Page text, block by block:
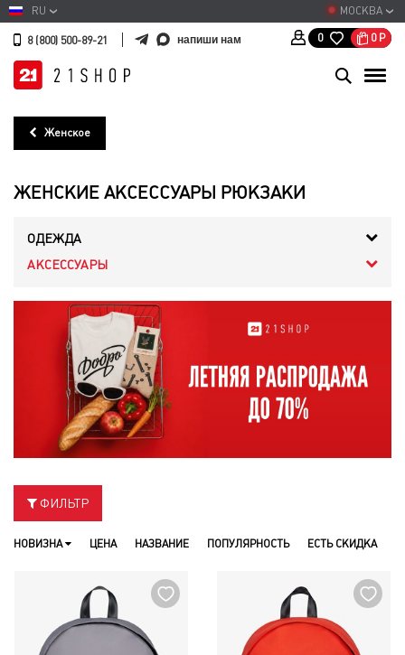
МОСКВА
RU
8 (800) 500-89-21 напиши нам 0 0 Р
Женское
ЖЕНСКИЕ АКСЕССУАРЫ РЮКЗАКИ
ОДЕЖДА
АКСЕССУАРЫ
ФИЛЬТР
НОВИЗНА ЦЕНА НАЗВАНИЕ ПОПУЛЯРНОСТЬ ЕСТЬ СКИДКА